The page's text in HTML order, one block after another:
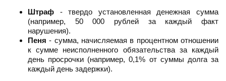
Штраф - твердо установленная денежная сумма
(например, 50 000 рублей за каждый факт
нарушения).
Пеня - сумма, начисляемая в процентном отношении
к сумме неисполненного обязательства за каждый
день просрочки (например, 0,1% от суммы долга за
каждый день задержки).